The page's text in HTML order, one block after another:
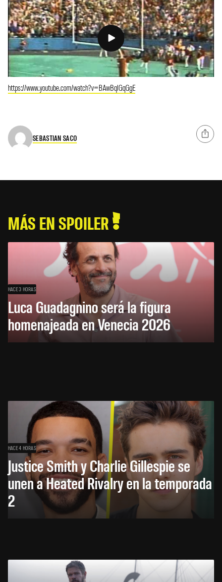
https://www.youtube.com/watch?v=BAwBqlGqGgE
SEBASTIAN SACO
MÁS EN SPOILER
HACE 3 HORAS
Luca Guadagnino será la figura
homenajeada en Venecia 2026
HACE 4 HORAS
Justice Smith y Charlie Gillespie se
unen a Heated Rivalry en la temporada
2